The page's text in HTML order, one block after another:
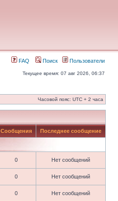
FAQ Поиск Пользователи
Текущее время: 07 авг 2026, 06:37
Часовой пояс: UTC + 2 часа
Сообщения Последнее сообщение
0 Нет сообщений
0 Нет сообщений
0 Нет сообщений